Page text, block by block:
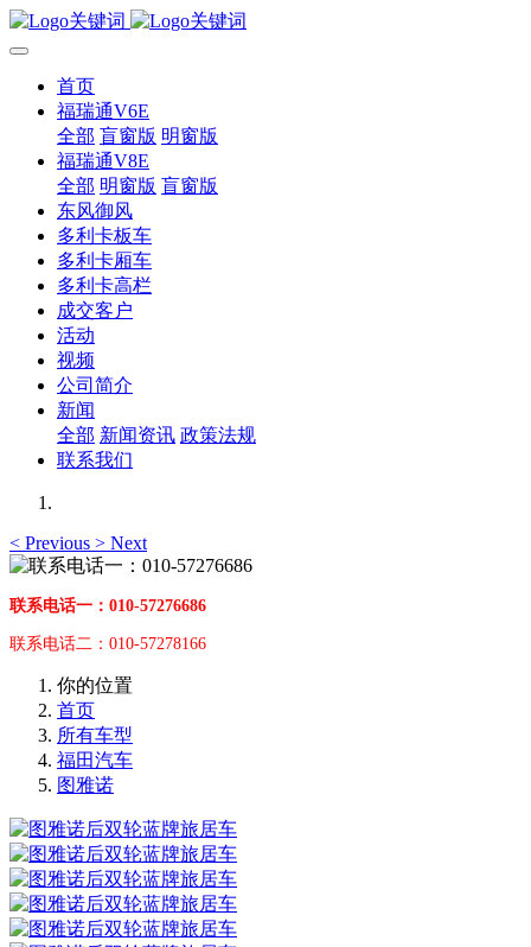
首页
福瑞通V6E
全部 盲窗版 明窗版
福瑞通V8E
全部 明窗版 盲窗版
东风御风
多利卡板车
多利卡厢车
多利卡高栏
成交客户
活动
视频
公司简介
新闻
全部 新闻资讯 政策法规
联系我们
< Previous > Next
联系电话一：010-57276686
联系电话二：010-57278166
你的位置
首页
所有车型
福田汽车
图雅诺